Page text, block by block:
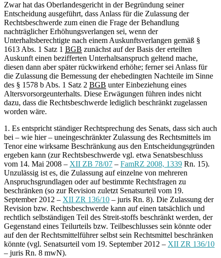
Zwar hat das Oberlandesgericht in der Begründung seiner
Entscheidung ausgeführt, dass Anlass für die Zulassung der
Rechtsbeschwerde zum einen die Frage der Behandlung
nachträglicher Erhöhungsverlangen sei, wenn der
Unterhaltsberechtigte nach einem Auskunftsverlangen gemäß §
1613 Abs. 1 Satz 1 BGB zunächst auf der Basis der erteilten
Auskunft einen bezifferten Unterhaltsanspruch geltend mache,
diesen dann aber später rückwirkend erhöhe; ferner sei Anlass für
die Zulassung die Bemessung der ehebedingten Nachteile im Sinne
des § 1578 b Abs. 1 Satz 2 BGB unter Einbeziehung eines
Altersvorsorgeunterhalts. Diese Erwägungen führen indes nicht
dazu, dass die Rechtsbeschwerde lediglich beschränkt zugelassen
worden wäre.
1. Es entspricht ständiger Rechtsprechung des Senats, dass sich auch
bei – wie hier – uneingeschränkter Zulassung des Rechtsmittels im
Tenor eine wirksame Beschränkung aus den Entscheidungsgründen
ergeben kann (zur Rechtsbeschwerde vgl. etwa Senatsbeschluss
vom 14. Mai 2008 – XII ZB 78/07 – FamRZ 2008, 1339 Rn. 15).
Unzulässig ist es, die Zulassung auf einzelne von mehreren
Anspruchsgrundlagen oder auf bestimmte Rechtsfragen zu
beschränken (so zur Revision zuletzt Senatsurteil vom 19.
September 2012 – XII ZR 136/10 – juris Rn. 8). Die Zulassung der
Revision bzw. Rechtsbeschwerde kann auf einen tatsächlich und
rechtlich selbständigen Teil des Streit-stoffs beschränkt werden, der
Gegenstand eines Teilurteils bzw. Teilbeschlusses sein könnte oder
auf den der Rechtsmittelführer selbst sein Rechtsmittel beschränken
könnte (vgl. Senatsurteil vom 19. September 2012 – XII ZR 136/10
– juris Rn. 8 mwN).